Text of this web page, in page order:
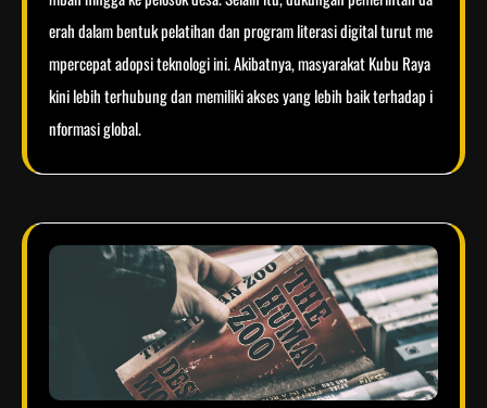
erah dalam bentuk pelatihan dan program literasi digital turut me
mpercepat adopsi teknologi ini. Akibatnya, masyarakat Kubu Raya
kini lebih terhubung dan memiliki akses yang lebih baik terhadap i
nformasi global.